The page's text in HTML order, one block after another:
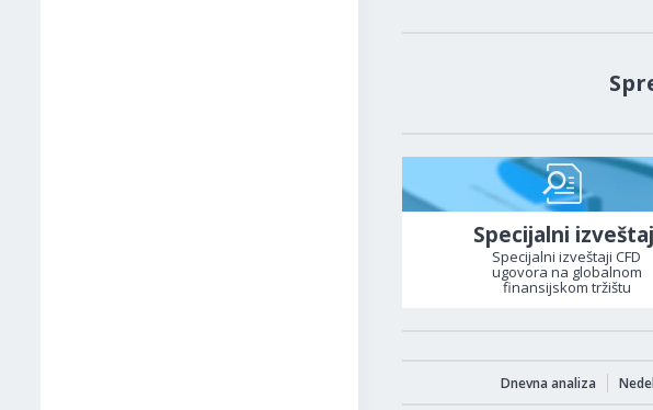
Specijalni
Specijalni izveštaji CFD
ugovora na globalnom
finansijskom tržištu
Dnevna analiza